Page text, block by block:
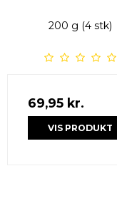
200 g (4 stk)
69,95 kr.
VIS PRODUKT